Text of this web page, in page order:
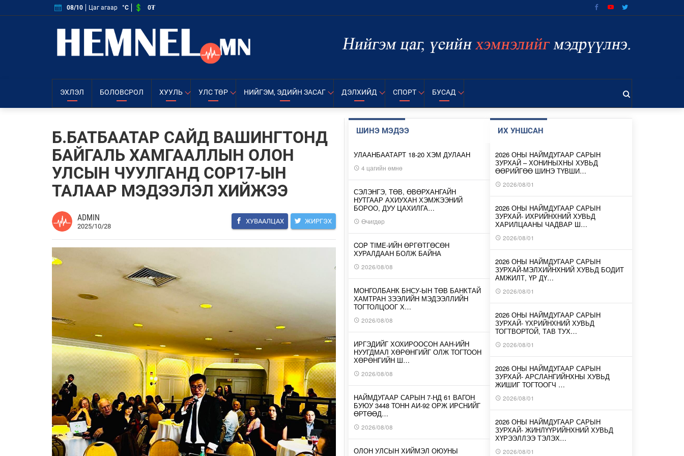
08/10 Цаг агаар °C 0₮
ЭХЛЭЛ БОЛОВСРОЛ ХУУЛЬ УЛС ТӨР НИЙГЭМ, ЭДИЙН ЗАСАГ ДЭЛХИЙД СПОРТ БУСАД
Б.БАТБААТАР САЙД ВАШИНГТОНД
БАЙГАЛЬ ХАМГААЛЛЫН ОЛОН
УЛСЫН ЧУУЛГАНД COP17-ЫН
ТАЛААР МЭДЭЭЛЭЛ ХИЙЖЭЭ
ADMIN
2025/10/28
ХУВААЛЦАХ ЖИРГЭХ
ШИНЭ МЭДЭЭ
УЛААНБААТАРТ 18-20 ХЭМ ДУЛААН
4 цагийн өмнө
СЭЛЭНГЭ, ТӨВ, ӨВӨРХАНГАЙН
НУТГААР АХИУХАН ХЭМЖЭЭНИЙ
БОРОО, ДУУ ЦАХИЛГА…
Өчигдөр
COP TIME-ИЙН ӨРГӨТГӨСӨН
ХУРАЛДААН БОЛЖ БАЙНА
2026/08/08
МОНГОЛБАНК БНСУ-ЫН ТӨВ БАНКТАЙ
ХАМТРАН ЗЭЭЛИЙН МЭДЭЭЛЛИЙН
ТОГТОЛЦООГ Х…
2026/08/08
ИРГЭДИЙГ ХОХИРООСОН ААН-ИЙН
НУУГДМАЛ ХӨРӨНГИЙГ ОЛЖ ТОГТООН
ХӨРӨНГИЙН Ш…
2026/08/08
НАЙМДУГААР САРЫН 7-НД 61 ВАГОН
БУЮУ 3448 ТОНН АИ-92 ОРЖ ИРСНИЙГ
ӨРТӨӨД…
2026/08/08
ОЛОН УЛСЫН ХИЙМЭЛ ОЮУНЫ
ИХ УНШСАН
2026 ОНЫ НАЙМДУГААР САРЫН
ЗУРХАЙ – ХОНИНЫХНЫ ХУВЬД
ӨӨРИЙГӨӨ ШИНЭ ТҮВШИ…
2026/08/01
2026 ОНЫ НАЙМДУГААР САРЫН
ЗУРХАЙ- ИХРИЙНХНИЙ ХУВЬД
ХАРИЛЦААНЫ ЧАДВАР Ш…
2026/08/01
2026 ОНЫ НАЙМДУГААР САРЫН
ЗУРХАЙ-МЭЛХИЙНХНИЙ ХУВЬД БОДИТ
АМЖИЛТ, ҮР ДҮ…
2026/08/01
2026 ОНЫ НАЙМДУГААР САРЫН
ЗУРХАЙ- ҮХРИЙНХНИЙ ХУВЬД
ТОГТВОРТОЙ, ТАВ ТУХ…
2026/08/01
2026 ОНЫ НАЙМДУГААР САРЫН
ЗУРХАЙ- АРСЛАНГИЙНХНЫ ХУВЬД
ЖИШИГ ТОГТООГЧ …
2026/08/01
2026 ОНЫ НАЙМДУГААР САРЫН
ЗУРХАЙ- ЖИНЛҮҮРИЙНХНИЙ ХУВЬД
ХҮРЭЭЛЛЭЭ ТЭЛЭХ…
2026/08/01